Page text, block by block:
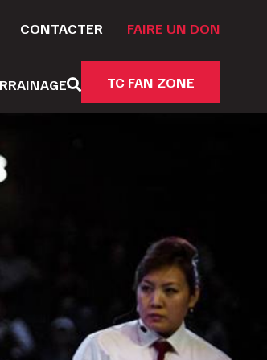
CONTACTER FAIRE UN DON
TC FAN ZONE